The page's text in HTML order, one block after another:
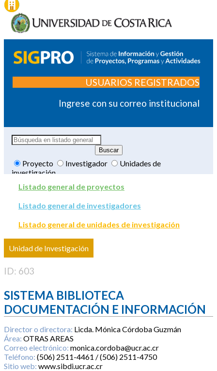
USUARIOS REGISTRADOS
Ingrese con su correo institucional
Proyecto Investigador
Unidades de
investigación
Listado general de proyectos
Listado general de investigadores
Listado general de unidades de investigación
Unidad de Investigación
ID: 603
SISTEMA BIBLIOTECA
DOCUMENTACIÓN E INFORMACIÓN
Director o directora: Licda. Mónica Córdoba Guzmán
Área: OTRAS AREAS
Correo electrónico: monica.cordoba@ucr.ac.cr
Teléfono: (506) 2511-4461 / (506) 2511-4750
Sitio web: www.sibdi.ucr.ac.cr